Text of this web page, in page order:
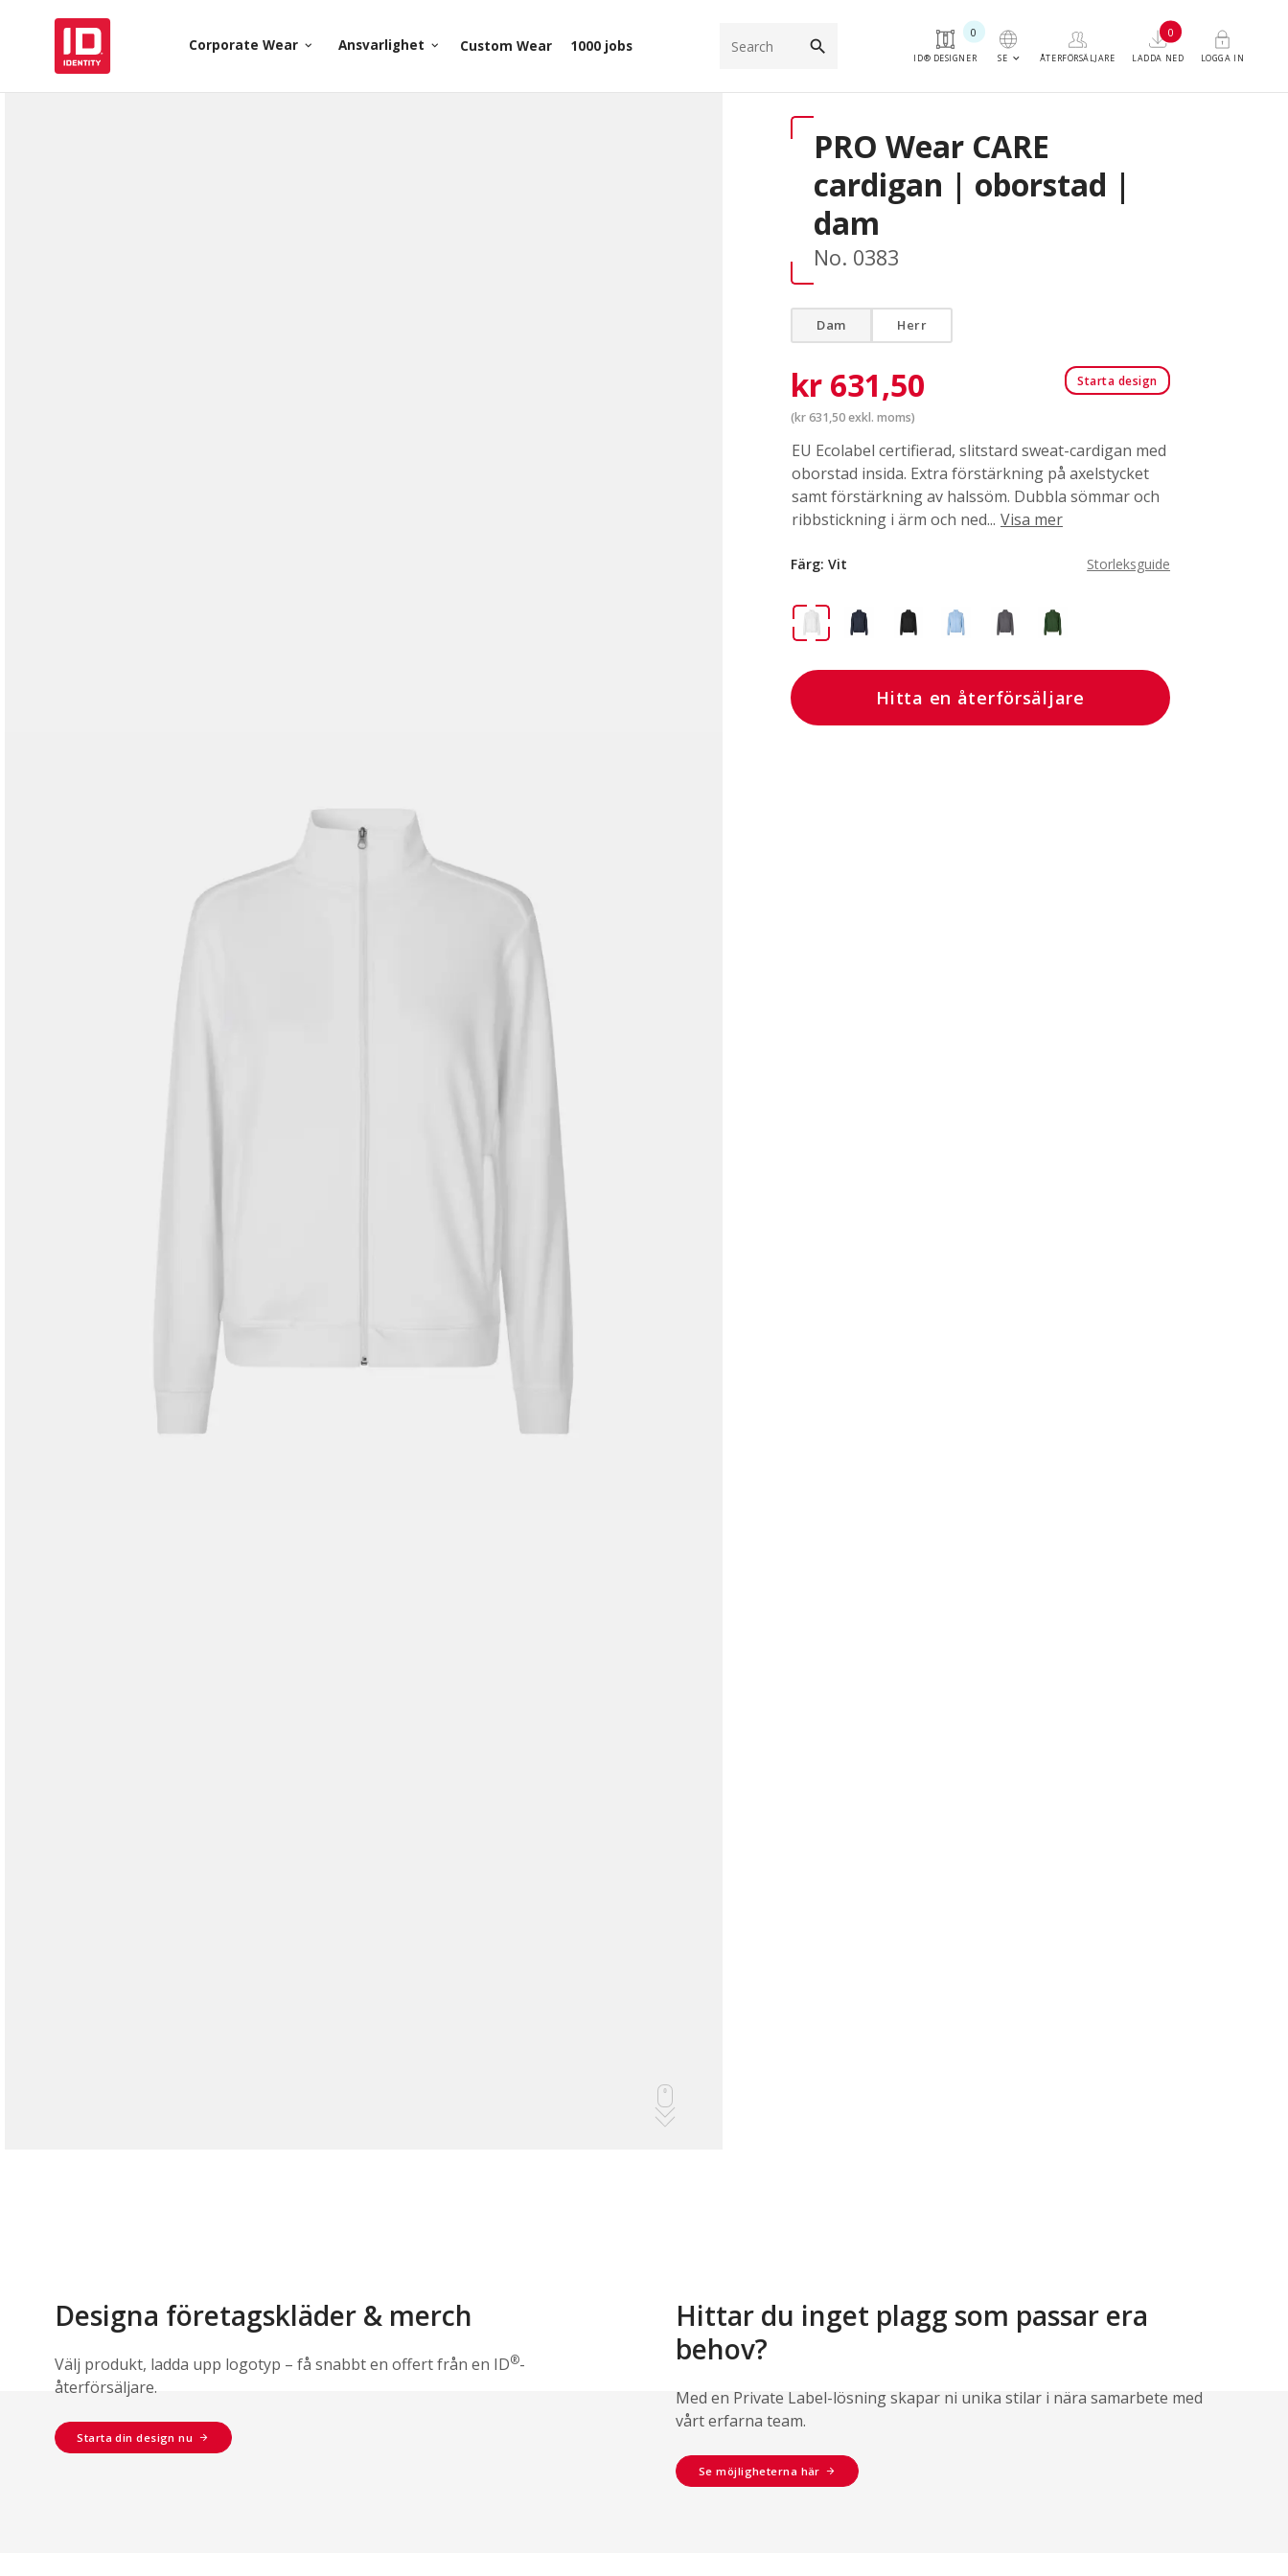
Corporate Wear keyboard_arrow_down Ansvarlighet keyboard_arrow_down Custom Wear 1000 jobs
ID® DESIGNER
0
SE keyboard_arrow_down ÅTERFÖRSÄLJARE LADDA NED
0
LOGGA IN
search
PRO Wear CARE
cardigan | oborstad |
dam
No. 0383
Dam Herr
kr 631,50
(kr631,50exkl. moms)
Starta design
EU Ecolabel certifierad, slitstard sweat-cardigan med
oborstad insida. Extra förstärkning på axelstycket
samt förstärkning av halssöm. Dubbla sömmar och
ribbstickning i ärm och ned... Visa mer
Färg: Vit Storleksguide
Hitta en återförsäljare
Designa företagskläder & merch
Välj produkt, ladda upp logotyp – få snabbt en offert från en ID®-
återförsäljare.
Starta din design nu
Hittar du inget plagg som passar era
behov?
Med en Private Label-lösning skapar ni unika stilar i nära samarbete med
vårt erfarna team.
Se möjligheterna här